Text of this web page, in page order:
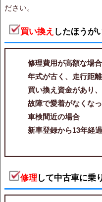
ださい。
買い換え したほうが
修理費用が高額な場
年式が古く、走行距
買い換え資金があり
故障で愛着がなくな
車検間近の場合
新車登録から13年経
修理 して中古車に乗